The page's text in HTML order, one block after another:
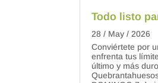
Todo listo
28 / May / 2026
Conviértete por
enfrenta tus
último y más